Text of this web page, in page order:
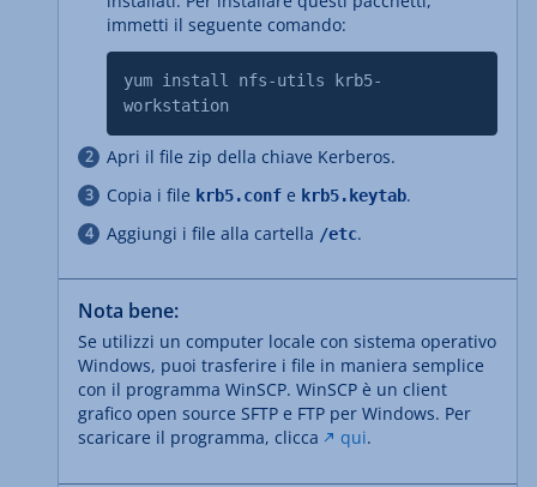
immetti il seguente comando:
yum install nfs-utils krb5-
workstation
Apri il file zip della chiave Kerberos.
Copia i file krb5.conf e krb5.keytab.
Aggiungi i file alla cartella /etc.
Nota bene:
Se utilizzi un computer locale con sistema operativo
Windows, puoi trasferire i file in maniera semplice
con il programma WinSCP. WinSCP è un client
grafico open source SFTP e FTP per Windows. Per
scaricare il programma, clicca
qui.